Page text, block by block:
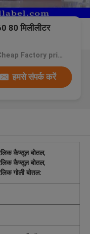
80 मिलीलीटर
मूल्य：Cheap Factory price, negotiation
हमसे संपर्क करें
कैप्सूल बोतल,
कैप्सूल बोतल,
गोली बोतल: